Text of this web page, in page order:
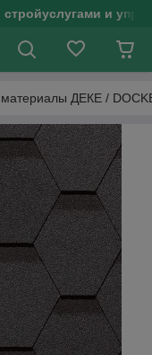
стройуслугами и
ДЕКЕ /